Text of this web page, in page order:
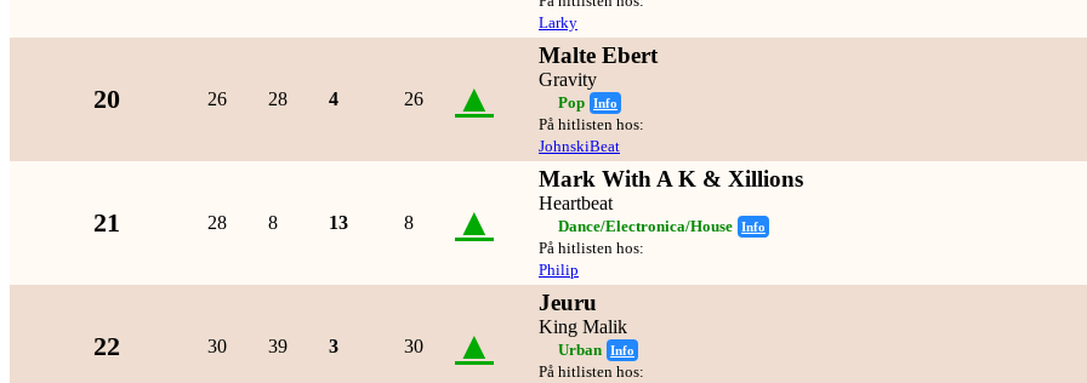
Larky
20 26 28 4 26 ▲
Malte Ebert
Gravity
Pop Info
På hitlisten hos:
JohnskiBeat
21 28 8 13 8 ▲
Mark With A K & Xillions
Heartbeat
Dance/Electronica/House Info
På hitlisten hos:
Philip
22 30 39 3 30 ▲
Jeuru
King Malik
Urban Info
På hitlisten hos: